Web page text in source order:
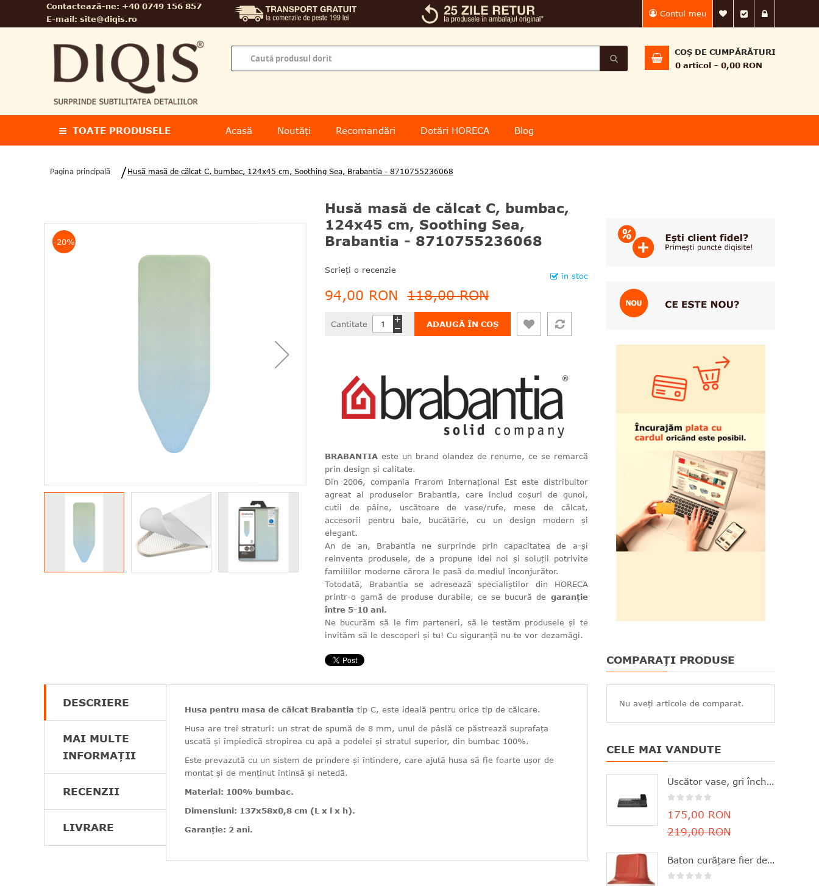
Contactează-ne: +40 0749 156 857
E-mail: site@diqis.ro
Contul meu Lista Mea de
Finalizează
COȘ DE CUMPĂRĂTURI
0 articol 0,00 RON
TOATE PRODUSELE Acasă Noutăți Recomandări Dotări HORECA Blog
Pagina principală Husă masă de călcat C, bumbac, 124x45 cm, Soothing Sea, Brabantia - 8710755236068
Husă masă de călcat C, bumbac,
124x45 cm, Soothing Sea,
Brabantia - 8710755236068
în stoc
Scrieți o recenzie
94,00 RON 118,00 RON
Cantitate ADAUGĂ ÎN COȘ
BRABANTIA este un brand olandez de renume, ce se remarcă
prin design și calitate.
Din 2006, compania Frarom Internațional Est este distribuitor
agreat al produselor Brabantia, care includ coșuri de gunoi,
cutii de pâine, uscătoare de vase/rufe, mese de călcat,
accesorii pentru baie, bucătărie, cu un design modern și
elegant.
An de an, Brabantia ne surprinde prin capacitatea de a-și
reinventa produsele, de a propune idei noi și soluții potrivite
familiilor moderne cărora le pasă de mediul înconjurător.
Totodată, Brabantia se adresează specialiștilor din HORECA
printr-o gamă de produse durabile, ce se bucură de garanție
între 5-10 ani.
Ne bucurăm să le fim parteneri, să le testăm produsele și te
invităm să le descoperi și tu! Cu siguranță nu te vor dezamăgi.
-20%
DESCRIERE
MAI MULTE
INFORMAȚII
RECENZII
LIVRARE
Husa pentru masa de călcat Brabantia tip C, este ideală pentru orice tip de călcare.
Husa are trei straturi: un strat de spumă de 8 mm, unul de pâslă ce păstrează suprafața
uscată și împiedică stropirea cu apă a podelei și stratul superior, din bumbac 100%.
Este prevazută cu un sistem de prindere și întindere, care ajută husa să fie foarte ușor de
montat și de menținut întinsă și netedă.
Material: 100% bumbac.
Dimensiuni: 137x58x0,8 cm (L x l x h).
Garanție: 2 ani.
COMPARAȚI PRODUSE
Nu aveți articole de comparat.
CELE MAI VANDUTE
Uscător vase, gri închis, aluminiu+plastic, 46.3x20x12.6 cm, Brabantia - 8710755117268
175,00 RON
219,00 RON
Baton curăţare fier de călcat, parfum de lămâie, 11.8x3 cm, Rayen - 8412955061630